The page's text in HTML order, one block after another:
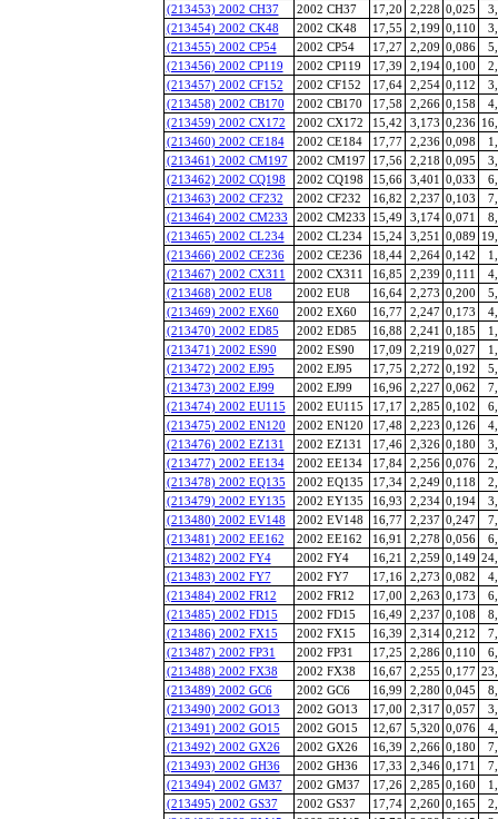
(213453) 2002 CH37
2002 CH37 17,20 2,228 0,025
(213454) 2002 CK48
2002 CK48 17,55 2,199 0,110
(213455) 2002 CP54
2002 CP54 17,27 2,209 0,086
(213456) 2002 CP119
2002 CP119 17,39 2,194 0,100
(213457) 2002 CF152
2002 CF152 17,64 2,254 0,112
(213458) 2002 CB170
2002 CB170 17,58 2,266 0,158
(213459) 2002 CX172
2002 CX172 15,42 3,173 0,236
(213460) 2002 CE184
2002 CE184 17,77 2,236 0,098
(213461) 2002 CM197
2002 CM197 17,56 2,218 0,095
(213462) 2002 CQ198
2002 CQ198 15,66 3,401 0,033
(213463) 2002 CF232
2002 CF232 16,82 2,237 0,103
(213464) 2002 CM233
2002 CM233 15,49 3,174 0,071
(213465) 2002 CL234
2002 CL234 15,24 3,251 0,089
(213466) 2002 CE236
2002 CE236 18,44 2,264 0,142
(213467) 2002 CX311
2002 CX311 16,85 2,239 0,111
(213468) 2002 EU8
2002 EU8 16,64 2,273 0,200
(213469) 2002 EX60
2002 EX60 16,77 2,247 0,173
(213470) 2002 ED85
2002 ED85 16,88 2,241 0,185
(213471) 2002 ES90
2002 ES90 17,09 2,219 0,027
(213472) 2002 EJ95
2002 EJ95 17,75 2,272 0,192
(213473) 2002 EJ99
2002 EJ99 16,96 2,227 0,062
(213474) 2002 EU115
2002 EU115 17,17 2,285 0,102
(213475) 2002 EN120
2002 EN120 17,48 2,223 0,126
(213476) 2002 EZ131
2002 EZ131 17,46 2,326 0,180
(213477) 2002 EE134
2002 EE134 17,84 2,256 0,076
(213478) 2002 EQ135
2002 EQ135 17,34 2,249 0,118
(213479) 2002 EY135
2002 EY135 16,93 2,234 0,194
(213480) 2002 EV148
2002 EV148 16,77 2,237 0,247
(213481) 2002 EE162
2002 EE162 16,91 2,278 0,056
(213482) 2002 FY4
2002 FY4 16,21 2,259 0,149
(213483) 2002 FY7
2002 FY7 17,16 2,273 0,082
(213484) 2002 FR12
2002 FR12 17,00 2,263 0,173
(213485) 2002 FD15
2002 FD15 16,49 2,237 0,108
(213486) 2002 FX15
2002 FX15 16,39 2,314 0,212
(213487) 2002 FP31
2002 FP31 17,25 2,286 0,110
(213488) 2002 FX38
2002 FX38 16,67 2,255 0,177
(213489) 2002 GC6
2002 GC6 16,99 2,280 0,045
(213490) 2002 GO13
2002 GO13 17,00 2,317 0,057
(213491) 2002 GO15
2002 GO15 12,67 5,320 0,076
(213492) 2002 GX26
2002 GX26 16,39 2,266 0,180
(213493) 2002 GH36
2002 GH36 17,33 2,346 0,171
(213494) 2002 GM37
2002 GM37 17,26 2,285 0,160
(213495) 2002 GS37
2002 GS37 17,74 2,260 0,165